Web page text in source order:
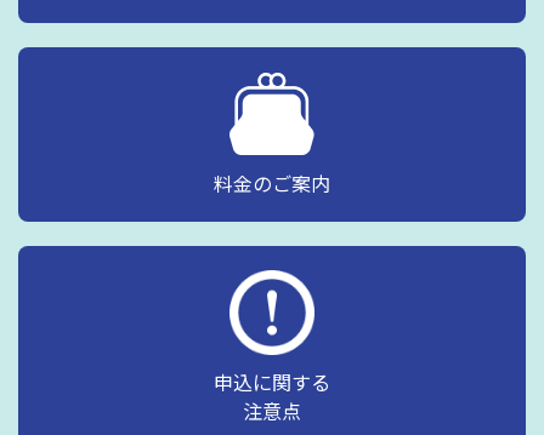
料金のご案内
申込に関する
注意点